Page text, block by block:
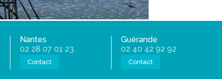
Nantes
02 28 07 01 23
Contact
Guérande
02 40 42 92 92
Contact